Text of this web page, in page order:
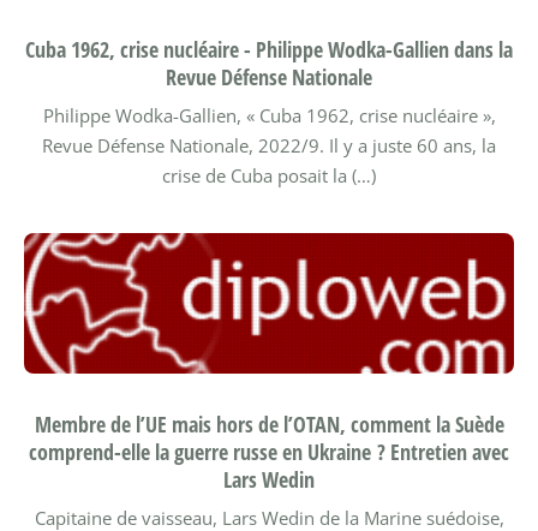
Cuba 1962, crise nucléaire - Philippe Wodka-Gallien dans la
Revue Défense Nationale
Philippe Wodka-Gallien, « Cuba 1962, crise nucléaire »,
Revue Défense Nationale, 2022/9. Il y a juste 60 ans, la
crise de Cuba posait la (…)
Membre de l’UE mais hors de l’OTAN, comment la Suède
comprend-elle la guerre russe en Ukraine ? Entretien avec
Lars Wedin
Capitaine de vaisseau, Lars Wedin de la Marine suédoise,